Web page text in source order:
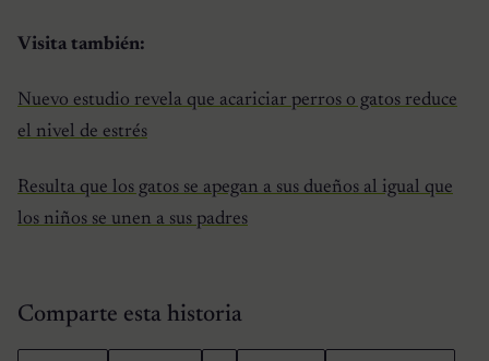
Visita también:
Nuevo estudio revela que acariciar perros o gatos reduce
el nivel de estrés
Resulta que los gatos se apegan a sus dueños al igual que
los niños se unen a sus padres
Comparte esta historia